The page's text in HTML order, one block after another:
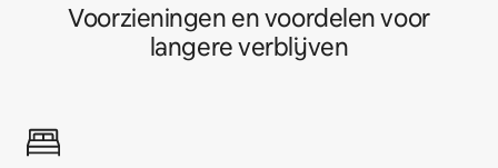
Voorzieningen en voordelen voor
langere verblijven